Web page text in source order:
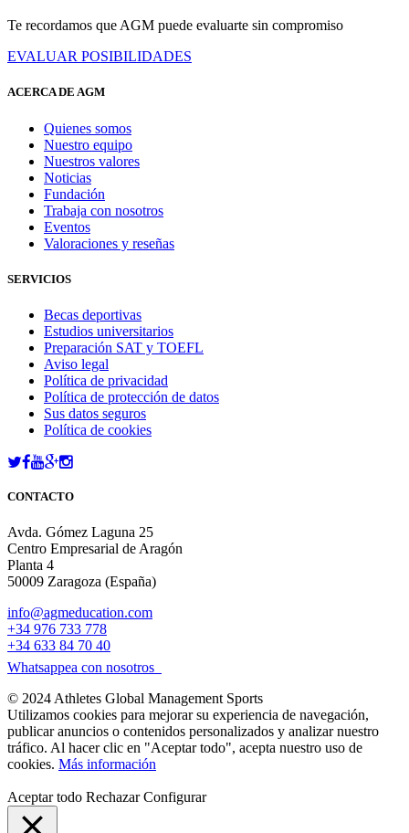
Te recordamos que AGM puede evaluarte sin compromiso
EVALUAR POSIBILIDADES
ACERCA DE AGM
Quienes somos
Nuestro equipo
Nuestros valores
Noticias
Fundación
Trabaja con nosotros
Eventos
Valoraciones y reseñas
SERVICIOS
Becas deportivas
Estudios universitarios
Preparación SAT y TOEFL
Aviso legal
Política de privacidad
Política de protección de datos
Sus datos seguros
Política de cookies
CONTACTO
Avda. Gómez Laguna 25
Centro Empresarial de Aragón
Planta 4
50009 Zaragoza (España)
info@agmeducation.com
+34 976 733 778
+34 633 84 70 40
Whatsappea con nosotros
© 2024 Athletes Global Management Sports
Utilizamos cookies para mejorar su experiencia de navegación,
publicar anuncios o contenidos personalizados y analizar nuestro
tráfico. Al hacer clic en "Aceptar todo", acepta nuestro uso de
cookies. Más información
Aceptar todo Rechazar Configurar